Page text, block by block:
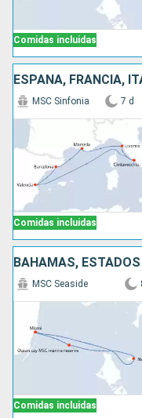
Comidas incluidas
ESPAÑA, FRANCIA,
Comidas incluidas
MSC Sinfonia 7 d
BAHAMAS,
Comidas incluidas
MSC Seaside